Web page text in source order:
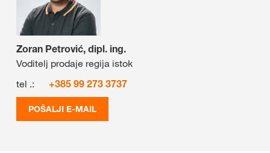
Zoran Petrović, dipl. ing.
Voditelj prodaje regija istok
tel .:
+385 99 273 3737
POŠALJI E-MAIL